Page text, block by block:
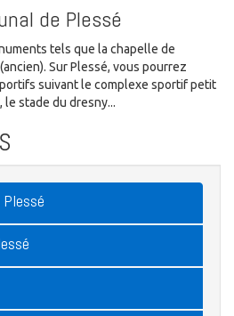
de Plessé
tels que la chapelle de
Sur Plessé, vous pourrez
suivant le complexe sportif petit
le stade du dresny...